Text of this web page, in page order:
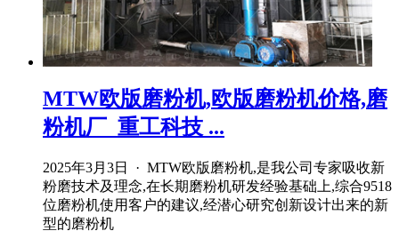
MTW欧版磨粉机,欧版磨粉机价格,磨
粉机厂_重工科技 ...
2025年3月3日 · MTW欧版磨粉机,是我公司专家吸收新
粉磨技术及理念,在长期磨粉机研发经验基础上,综合9518
位磨粉机使用客户的建议,经潜心研究创新设计出来的新
型的磨粉机